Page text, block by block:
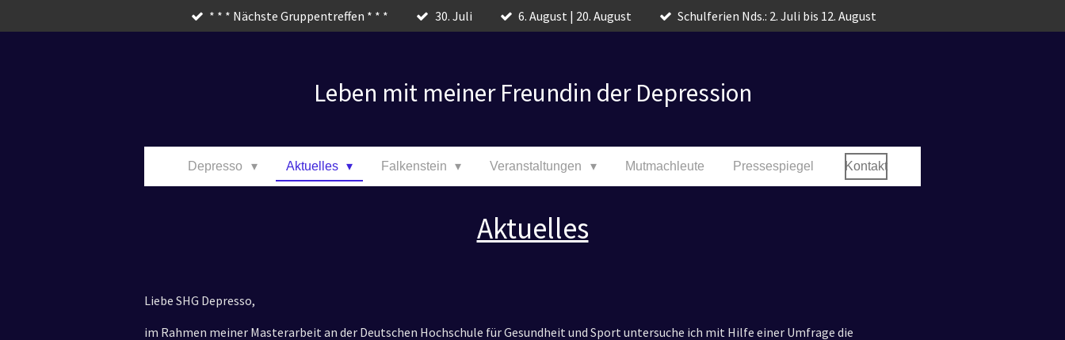
Hauptinhalt
* * * Nächste Gruppentreffen * * * 30. Juli 6. August | 20. August Schulferien Nds.: 2. Juli bis 12. August
Leben mit meiner Freundin der Depression
Depresso Aktuelles Falkenstein Veranstaltungen Mutmachleute Pressespiegel Kontakt
Aktuelles
Liebe SHG Depresso,
im Rahmen meiner Masterarbeit an der Deutschen Hochschule für Gesundheit und Sport untersuche ich mit Hilfe einer Umfrage die